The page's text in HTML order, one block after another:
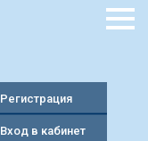
Регистрация
Вход в кабинет